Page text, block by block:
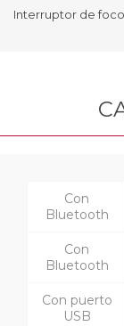
Interruptor de foco
Con
Bluetooth
Con
Bluetooth
Con puerto
USB